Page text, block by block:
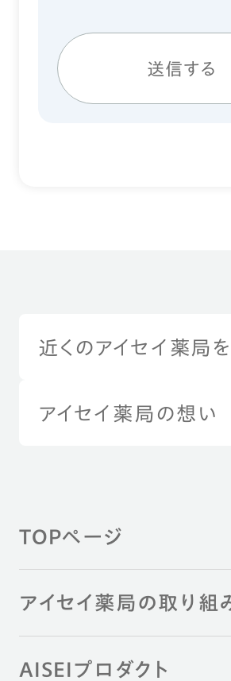
送信する
近くのアイセイ薬局
アイセイ薬局の想い
TOPページ
アイセイ薬局の取り組
AISEIプロダクト